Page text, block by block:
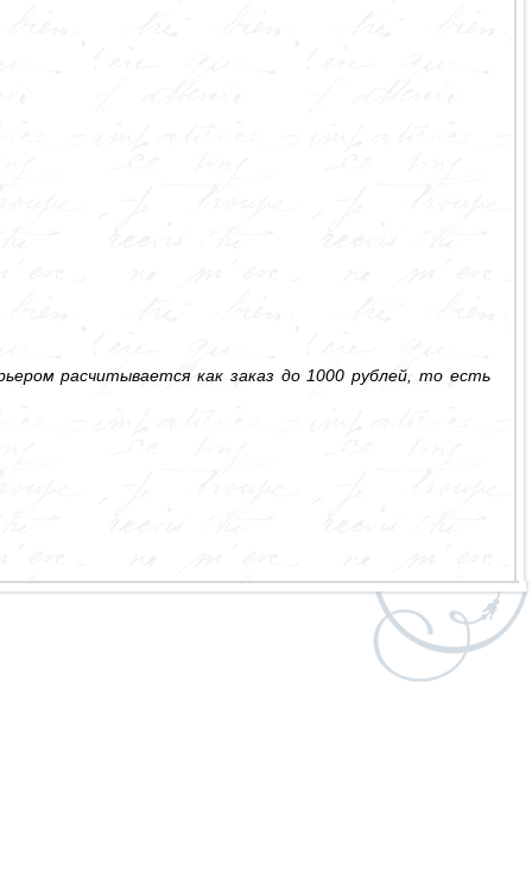
расчитывается как заказ до 1000 рублей, то есть